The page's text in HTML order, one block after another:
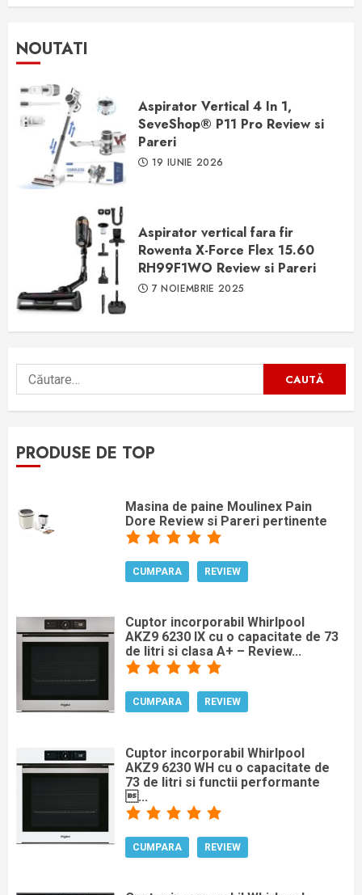
NOUTATI
Aspirator Vertical 4 In 1,
SeveShop® P11 Pro Review si
Pareri
19 IUNIE 2026
Aspirator vertical fara fir
Rowenta X-Force Flex 15.60
RH99F1WO Review si Pareri
7 NOIEMBRIE 2025
Caută
după:
PRODUSE DE TOP
Masina de paine Moulinex Pain
Dore Review si Pareri pertinente
CUMPARA REVIEW
Cuptor incorporabil Whirlpool
AKZ9 6230 IX cu o capacitate de 73
de litri si clasa A+ – Review...
CUMPARA REVIEW
Cuptor incorporabil Whirlpool
AKZ9 6230 WH cu o capacitate de
73 de litri si functii performante
...
CUMPARA REVIEW